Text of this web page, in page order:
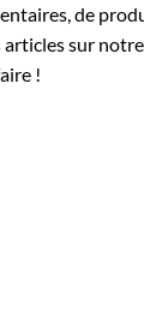
de
sur
!